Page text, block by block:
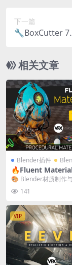
下一篇
🔧BoxCutter
相关文章
Blender插件
🔥Fluent
2.1 — Blender材
🎨 Blender材质制作
141
VIP